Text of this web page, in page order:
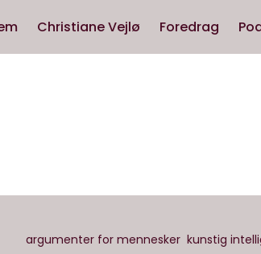
Christiane Vejlø Foredrag
argumenter for mennesker kunstig